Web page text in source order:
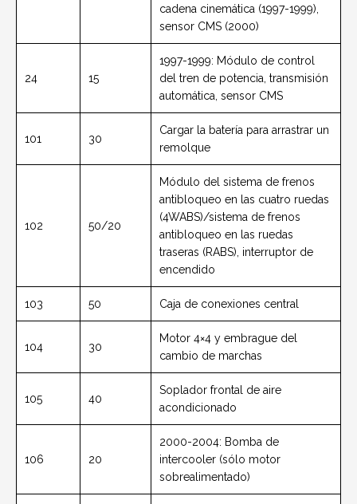
cadena cinemática (1997-1999),
sensor CMS (2000)
24 15
1997-1999: Módulo de control
del tren de potencia, transmisión
automática, sensor CMS
101 30
Cargar la batería para arrastrar un
remolque
102 50/20
Módulo del sistema de frenos
antibloqueo en las cuatro ruedas
(4WABS)/sistema de frenos
antibloqueo en las ruedas
traseras (RABS), interruptor de
encendido
103 50 Caja de conexiones central
104 30
Motor 4×4 y embrague del
cambio de marchas
105 40
Soplador frontal de aire
acondicionado
106 20
2000-2004: Bomba de
intercooler (sólo motor
sobrealimentado)